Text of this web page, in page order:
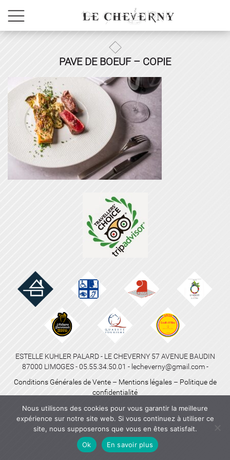
PAVE DE BOEUF – COPIE
ESTELLE KUHLER PALARD - LE CHEVERNY 57 AVENUE BAUDIN
87000 LIMOGES - 05.55.34.50.01 - lecheverny@gmail.com -
Conditions Générales de Vente– Mentions légales– Politique de
confidentialité
Nous utilisons des cookies pour vous garantir la meilleure
expérience sur notre site web. Si vous continuez à utiliser ce
site, nous supposerons que vous en êtes satisfait.
Ok
En savoir plus